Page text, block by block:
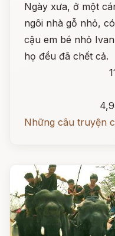
Ngày xưa, ở một
ngôi nhà gỗ nhỏ,
cậu em bé nhỏ
họ đều đã chết cả.
Những câu truyện